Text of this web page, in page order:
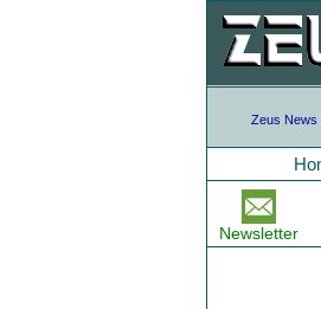
Zeus News
Newsletter